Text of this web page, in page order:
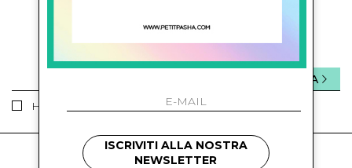
ISCRIVITI ALLA NEWSLETTER
Ho letto ed accettato le condizioni sulla privacy.
INVIA
kids
ISCRIVITI ALLA NOSTRA
NEWSLETTER